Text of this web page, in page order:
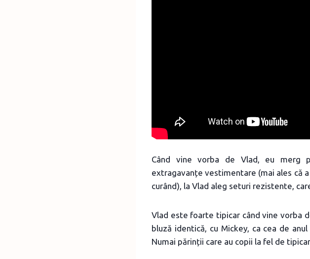
Când vine vorba de Vlad, eu merg
extragavanțe vestimentare (mai ales că
curând), la Vlad aleg seturi rezistente,
Vlad este foarte tipicar când vine vorba
bluză identică, cu Mickey, ca cea de
Numai părinții care au copii la fel de